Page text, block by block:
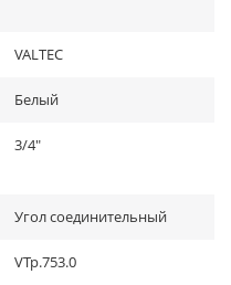
VALTEC
Белый
3/4"
Угол соединительный
VTp.753.0